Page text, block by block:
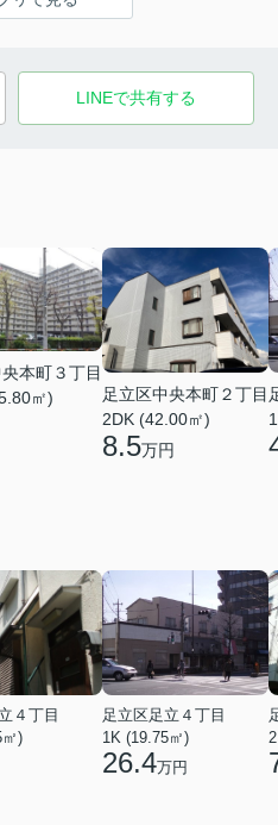
LINEで共有する
本町３丁目
㎡)
足立区中央本町２丁目
2DK (42.00㎡)
8.5万円
４丁目
)
足立区足立４丁目
1K (19.75㎡)
26.4万円